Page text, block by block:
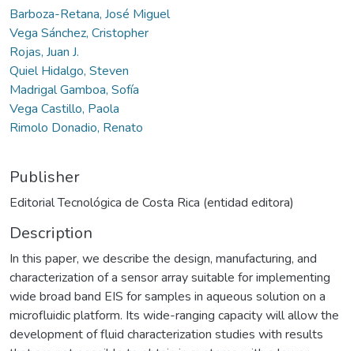
Barboza-Retana, José Miguel
Vega Sánchez, Cristopher
Rojas, Juan J.
Quiel Hidalgo, Steven
Madrigal Gamboa, Sofía
Vega Castillo, Paola
Rimolo Donadio, Renato
Publisher
Editorial Tecnológica de Costa Rica (entidad editora)
Description
In this paper, we describe the design, manufacturing, and
characterization of a sensor array suitable for implementing
wide broad band EIS for samples in aqueous solution on a
microfluidic platform. Its wide-ranging capacity will allow the
development of fluid characterization studies with results